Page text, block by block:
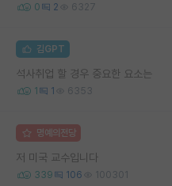
0 2 6327
김GPT
석사취업 할 경우 중요한 요소는
1 1 6353
명예의전당
저 미국 교수입니다
339 106 100301